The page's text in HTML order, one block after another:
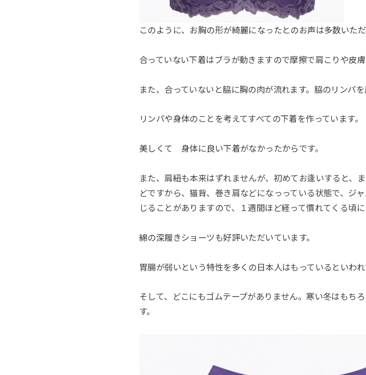
このように、お胸の形が綺麗になったとのお声は多数いた
合っていない下着はブラが動きますので摩擦で肩こりや皮
また、合っていないと脇に胸の肉が流れます。脇のリンパを
リンパや身体のことを考えてすべての下着を作っています。
美しくて 身体に良い下着がなかったからです。
また、肩紐も本来はずれませんが、初めてお逢いすると、
どですから、猫背、巻き肩などになっっている状態で、ジ
じることがありますので、１週間ほど経って慣れてくる頃
綿の深履きショーツも好評いただいています。
胃腸が弱いという特性を多くの日本人はもっているといわ
そして、どこにもゴムテープがありません。寒い冬はもち
す。